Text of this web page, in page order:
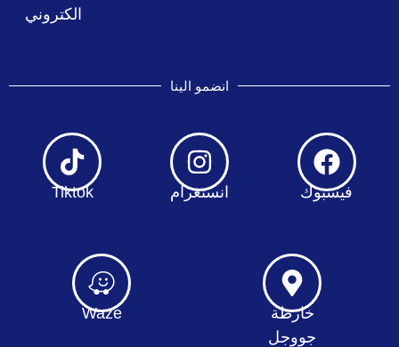
الكتروني
انضمو الينا
فيسبوك انستغرام Tiktok
خارطة
جووجل
Waze